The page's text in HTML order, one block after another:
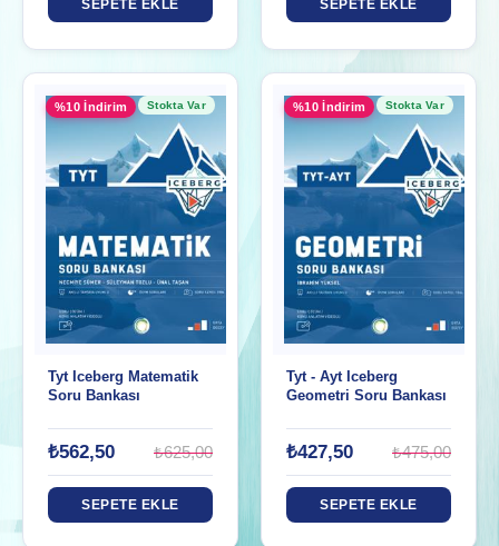
SEPETE EKLE SEPETE EKLE
%10 İndirim Stokta Var
Tyt Iceberg Matematik
Soru Bankası
₺562,50 ₺625,00
SEPETE EKLE
%10 İndirim Stokta Var
Tyt - Ayt Iceberg
Geometri Soru Bankası
₺427,50 ₺475,00
SEPETE EKLE